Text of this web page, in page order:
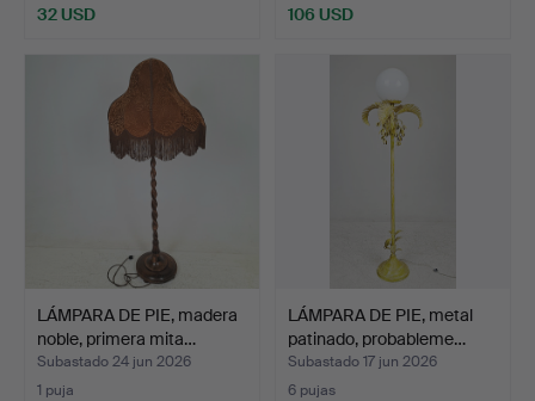
32 USD 106 USD
LÁMPARA DE PIE, madera
noble, primera mita…
Subastado 24 jun 2026
1 puja
LÁMPARA DE PIE, metal
patinado, probableme…
Subastado 17 jun 2026
6 pujas